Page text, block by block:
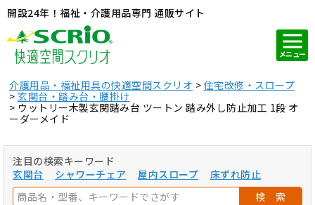
開設24年！福祉・介護用品専門 通販サイト
メニュー
介護用品・福祉用具の快適空間スクリオ
住宅改修・スロープ
玄関台・踏み台・腰掛け
ウットリー木製玄関踏み台 ツートン 踏み外し防止加工 1段 オ
ーダーメイド
注目の検索キーワード
玄関台
シャワーチェア 屋内スロープ
床ずれ防止
検 索